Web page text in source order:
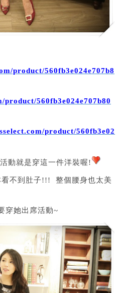
product/560fb3e024e707b8
560fb3e024e707b80
product/560fb3e02
動就是穿這一件洋裝喔!
不到肚子!!! 整個腰身也太美
穿她出席活動~